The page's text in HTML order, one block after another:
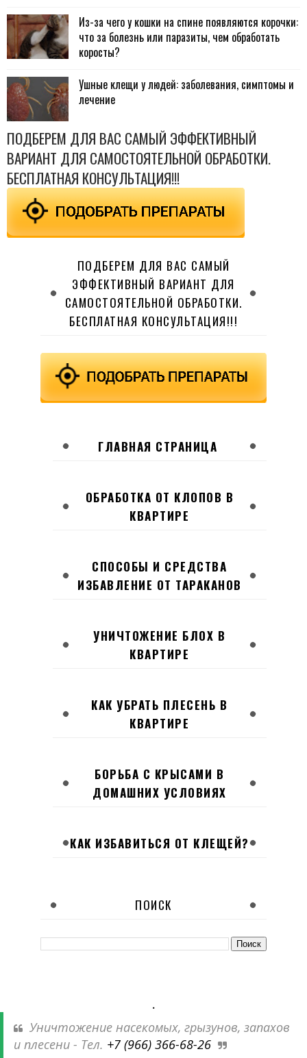
Из-за чего у кошки на спине появляются корочки:
что за болезнь или паразиты, чем обработать
коросты?
Ушные клещи у людей: заболевания, симптомы и
лечение
ПОДБЕРЕМ ДЛЯ ВАС САМЫЙ ЭФФЕКТИВНЫЙ
ВАРИАНТ ДЛЯ САМОСТОЯТЕЛЬНОЙ ОБРАБОТКИ.
БЕСПЛАТНАЯ КОНСУЛЬТАЦИЯ!!!
ПОДБЕРЕМ ДЛЯ ВАС САМЫЙ
ЭФФЕКТИВНЫЙ ВАРИАНТ ДЛЯ
САМОСТОЯТЕЛЬНОЙ ОБРАБОТКИ.
БЕСПЛАТНАЯ КОНСУЛЬТАЦИЯ!!!
ГЛАВНАЯ СТРАНИЦА
ОБРАБОТКА ОТ КЛОПОВ В
КВАРТИРЕ
СПОСОБЫ И СРЕДСТВА
ИЗБАВЛЕНИЕ ОТ ТАРАКАНОВ
УНИЧТОЖЕНИЕ БЛОХ В
КВАРТИРЕ
КАК УБРАТЬ ПЛЕСЕНЬ В
КВАРТИРЕ
БОРЬБА С КРЫСАМИ В
ДОМАШНИХ УСЛОВИЯХ
КАК ИЗБАВИТЬСЯ ОТ КЛЕЩЕЙ?
ПОИСК
.
Уничтожение насекомых, грызунов, запахов
и плесени - Тел. +7 (966) 366-68-26